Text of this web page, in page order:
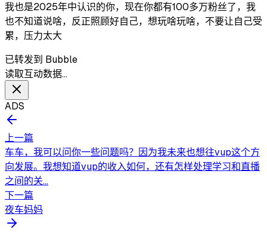
我也是2025年中认识的你，现在你都有100多万粉丝了，我
也不知道说啥，反正照顾好自己，想玩啥玩啥，不要让自己受
累，压力太大
已转发到 Bubble
读取互动数据…
ADS
上一篇
车车，我可以问你一些问题吗？因为我未来也想往vup这个方
向发展。我想知道vup的收入如何，还有怎样处理学习和直播
之间的关...
下一篇
夜车妈妈